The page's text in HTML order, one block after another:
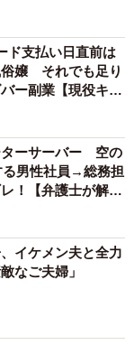
ド支払い日直前は
嬢 それでも足り
ー副業【現役キャ
ターサーバー 空の
る男性社員→総務担
！【弁護士が解
イケメン夫と全力
なご夫婦」